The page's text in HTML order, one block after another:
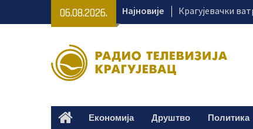
06.08.2026. Најновије
Крагујевачки
гашењу пожара
„Караван
са важним
Клиника за
добила нове
Крагујевца
наставак лечења
HomeЕкономија Друштво Политика